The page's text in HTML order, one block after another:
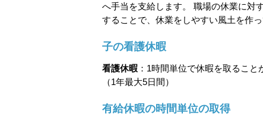
へ手当を支給します。 職場の休業に対
することで、休業をしやすい風土を作っ
子の看護休暇
看護休暇 ：1時間単位で休暇を取ること
（1年最大5日間）
有給休暇の時間単位の取得